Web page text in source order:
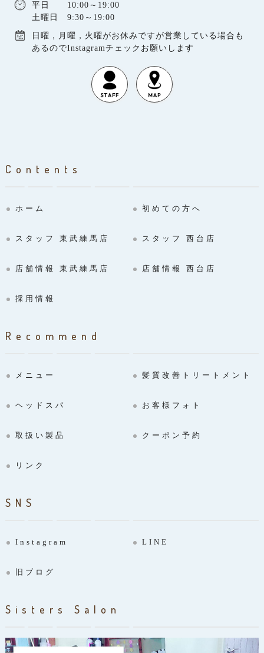
平日 10:00～19:00
土曜日 9:30～19:00
日曜，月曜，火曜がお休みですが営業している場合も
あるのでInstagramチェックお願いします
Contents
ホーム 初めての方へ
スタッフ 東武練馬店 スタッフ 西台店
店舗情報 東武練馬店 店舗情報 西台店
採用情報
Recommend
メニュー 髪質改善トリートメント
ヘッドスパ お客様フォト
取扱い製品 クーポン予約
リンク
SNS
Instagram LINE
旧ブログ
Sisters Salon